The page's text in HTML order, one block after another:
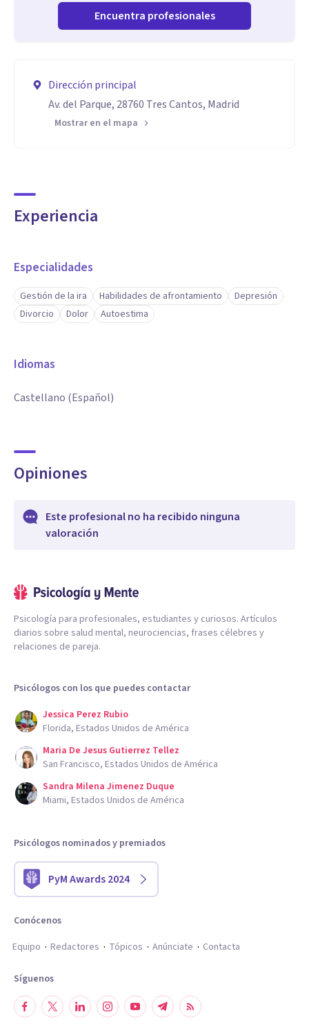
Encuentra profesionales
Dirección principal
Av. del Parque, 28760 Tres Cantos, Madrid
Mostrar en el mapa
Experiencia
Especialidades
Gestión de la ira Habilidades de afrontamiento
Depresión
Divorcio
Dolor Autoestima
Idiomas
Castellano (Español)
Opiniones
Este profesional no ha recibido ninguna
valoración
Psicología para profesionales, estudiantes y curiosos. Artículos
diarios sobre salud mental, neurociencias, frases célebres y
relaciones de pareja.
Psicólogos con los que puedes contactar
Jessica Perez Rubio
Florida, Estados Unidos de América
Maria De Jesus Gutierrez Tellez
San Francisco, Estados Unidos de América
Sandra Milena Jimenez Duque
Miami, Estados Unidos de América
Psicólogos nominados y premiados
PyM Awards 2024
Conócenos
Equipo
Redactores Tópicos Anúnciate Contacta
Síguenos